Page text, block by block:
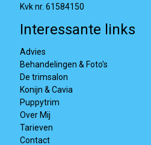
Kvk nr. 61584150
Interessante links
Advies
Behandelingen & Foto's
De trimsalon
Konijn & Cavia
Puppytrim
Over Mij
Tarieven
Contact